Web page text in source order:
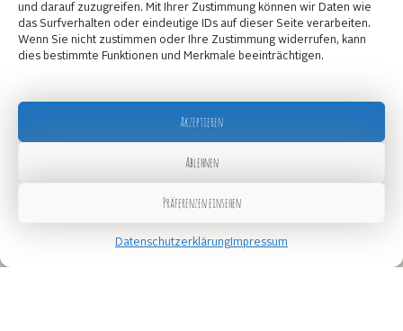
und darauf zuzugreifen. Mit Ihrer Zustimmung können wir Daten wie
das Surfverhalten oder eindeutige IDs auf dieser Seite verarbeiten.
Wenn Sie nicht zustimmen oder Ihre Zustimmung widerrufen, kann
dies bestimmte Funktionen und Merkmale beeinträchtigen.
Akzeptieren
Ablehnen
Präferenzen einsehen
Datenschutzerklärung Impressum
Produkte
Alle Produkte
Partner werden
Rechtliches
Datenschutzerklärung
Impressum